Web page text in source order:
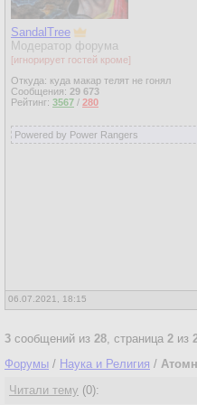
SandalTree
Модератор форума
[игнорирует гостей кроме]
Откуда: куда макар телят не гонял
Сообщения: 29 673
Рейтинг: 3567 / 280
Powered by Power Rangers
06.07.2021, 18:15
3 сообщений из 28, страница 2 из
Форумы / Наука и Религия /
Читали тему (0):